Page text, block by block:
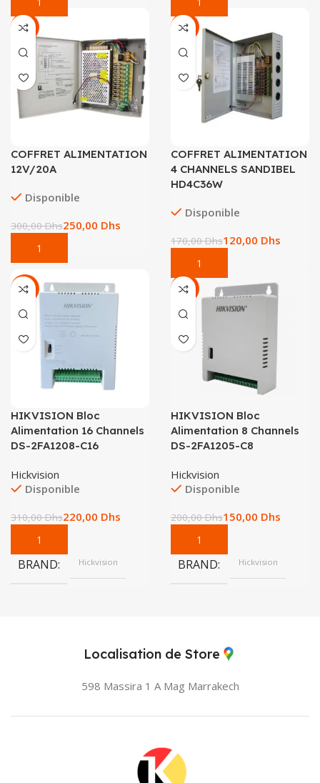
-17%
COFFRET ALIMENTATION
12V/20A
Disponible
300,00Dhs250,00 Dhs
-29%
COFFRET ALIMENTATION
4 CHANNELS SANDIBEL
HD4C36W
Disponible
170,00Dhs120,00 Dhs
-29%
HIKVISION Bloc
Alimentation 16 Channels
DS-2FA1208-C16
Hickvision
Disponible
310,00Dhs220,00 Dhs
BRAND Hickvision
-25%
HIKVISION Bloc
Alimentation 8 Channels
DS-2FA1205-C8
Hickvision
Disponible
200,00Dhs150,00 Dhs
BRAND Hickvision
Localisation de Store
598 Massira 1 A Mag Marrakech